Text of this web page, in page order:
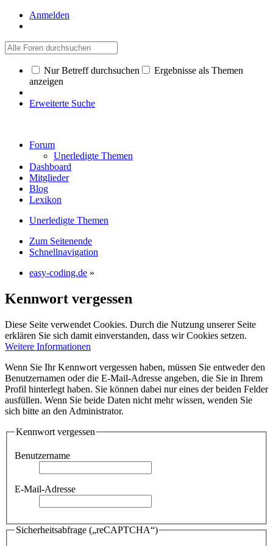
Anmelden
Nur Betreff durchsuchen
Ergebnisse als Themen
anzeigen
Erweiterte Suche
Forum
Unerledigte Themen
Dashboard
Mitglieder
Blog
Lexikon
Unerledigte Themen
Zum Seitenende
Schnellnavigation
easy-coding.de »
Kennwort vergessen
Diese Seite verwendet Cookies. Durch die Nutzung unserer Seite
erklären Sie sich damit einverstanden, dass wir Cookies setzen.
Weitere Informationen
Wenn Sie Ihr Kennwort vergessen haben, müssen Sie entweder den
Benutzernamen oder die E-Mail-Adresse angeben, die Sie in Ihrem
Profil hinterlegt haben. Sie können dabei nur eines der beiden Felder
ausfüllen. Wenn Sie beide Daten nicht mehr wissen, wenden Sie
sich bitte an den Administrator.
Kennwort vergessen
Benutzername
E-Mail-Adresse
Sicherheitsabfrage („reCAPTCHA“)